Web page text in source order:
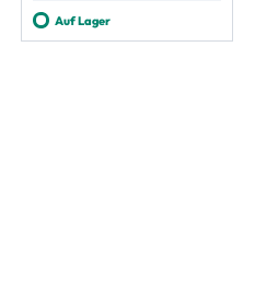
Auf Lager